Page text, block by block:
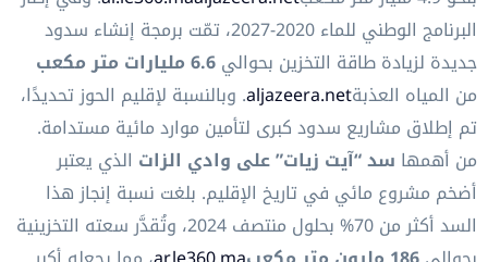
البرنامج الوطني للماء 2020-2027، تمّت برمجة إنشاء سدود
جديدة لزيادة طاقة التخزين بحوالي6.6 مليارات متر مكعب
من المياه العذبةaljazeera.net. وبالنسبة لإقليم الحوز تحديدًا،
تم إطلاق مشاريع سدود كبرى لتأمين موارد مائية مستدامة.
من أهمها سد “آيت زيات” على وادي الزات الذي يعتبر
أضخم مشروع مائي في تاريخ الإقليم. بلغت نسبة إنجاز هذا
السد أكثر من 70% بحلول منتصف 2024، وتُقدَّر سعته التخزينية